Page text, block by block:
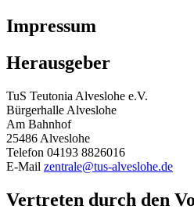
Impressum
Herausgeber
TuS Teutonia Alveslohe e.V.
Bürgerhalle Alveslohe
Am Bahnhof
25486 Alveslohe
Telefon 04193 8826016
E-Mail zentrale@tus-alveslohe.de
Vertreten durch den